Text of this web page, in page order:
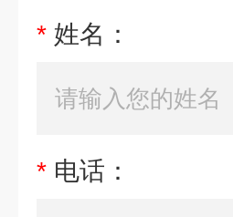
* 姓名：
* 电话：